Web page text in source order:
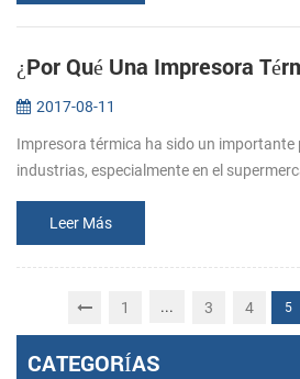
2017-08-11
Impresora térmica ha sido un importante
industrias, especialmente en el
industria...
Leer Más
1 ... 3 4 5
CATEGORÍAS